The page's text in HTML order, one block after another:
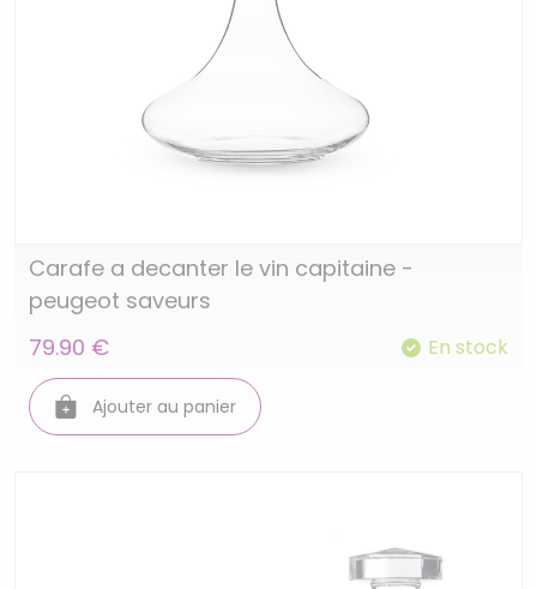
Carafe a decanter le vin capitaine -
peugeot saveurs
79.90 €
En stock
Ajouter au panier